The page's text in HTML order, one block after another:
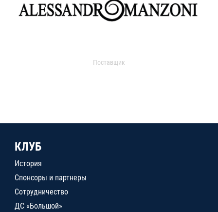
Поставщик
КЛУБ
История
Спонсоры и партнеры
Сотрудничество
ДС «Большой»